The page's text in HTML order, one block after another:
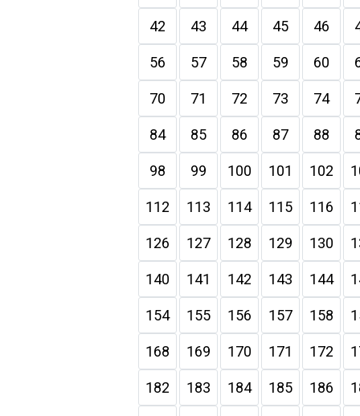
42 43 44 45 46
56 57 58 59 60
70 71 72 73 74
84 85 86 87 88
98 99 100 101 102
112 113 114 115 116
126 127 128 129 130
140 141 142 143 144
154 155 156 157 158
168 169 170 171 172
182 183 184 185 186